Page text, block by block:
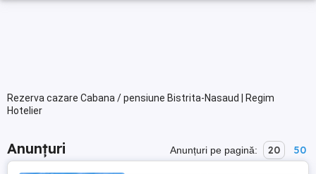
Rezerva cazare Cabana / pensiune Bistrita-Nasaud | Regim
Hotelier
Anunțuri Anunțuri pe pagină: 20 50